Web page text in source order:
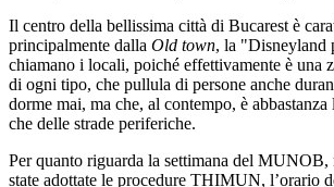
Il centro della bellissima città di Bucarest è
principalmente dalla Old town, la "Disneyland
chiamano i locali, poiché effettivamente è una
di ogni tipo, che pullula di persone anche
dorme mai, ma che, al contempo, è abbastanza
che delle strade periferiche.
Per quanto riguarda la settimana del MUNOB,
state adottate le procedure THIMUN, l’orario